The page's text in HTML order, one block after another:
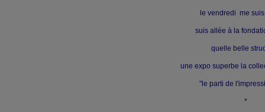
le vendredi me
suis allée à la
quelle belle
une expo superbe la
"le parti de
*